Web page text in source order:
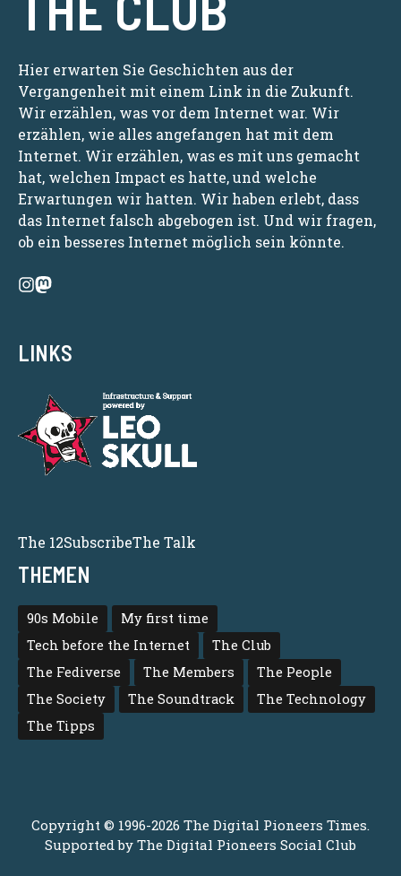
Hier erwarten Sie Geschichten aus der
Vergangenheit mit einem Link in die Zukunft.
Wir erzählen, was vor dem Internet war. Wir
erzählen, wie alles angefangen hat mit dem
Internet. Wir erzählen, was es mit uns gemacht
hat, welchen Impact es hatte, und welche
Erwartungen wir hatten. Wir haben erlebt, dass
das Internet falsch abgebogen ist. Und wir fragen,
ob ein besseres Internet möglich sein könnte.
LINKS
The 12SubscribeThe Talk
THEMEN
90s Mobile
My first time
Tech before the Internet
The Club
The Fediverse
The Members
The People
The Society
The Soundtrack
The Technology
The Tipps
Copyright © 1996-2026 The Digital Pioneers Times.
Supported by The Digital Pioneers Social Club